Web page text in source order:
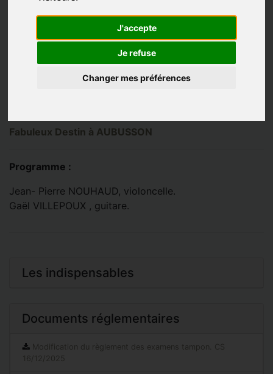
J'accepte
Je refuse
Changer mes préférences
Fabuleux Destin à AUBUSSON
Programme :
Jean- Pierre NOUHAUD, violoncelle.
Gaël VILLEPOUX , guitare.
Les indispensables
Documents réglementaires
Modification du règlement des examens tampon. CS
16/12/2025